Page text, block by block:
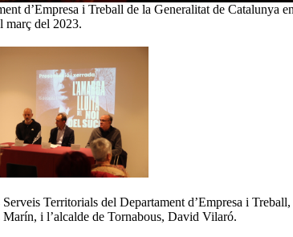
d’Empresa i Treball de la Generalitat de Catalunya
març del 2023.
Territorials del Departament d’Empresa i
i l’alcalde de Tornabous, David Vilaró.